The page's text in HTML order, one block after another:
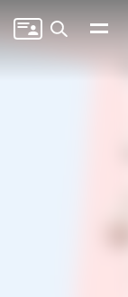
Zoeken